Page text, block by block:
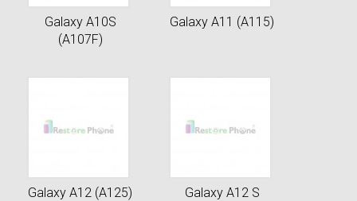
Galaxy A10S
(A107F)
Galaxy A11 (A115)
Galaxy A12 (A125)
Galaxy A12 S